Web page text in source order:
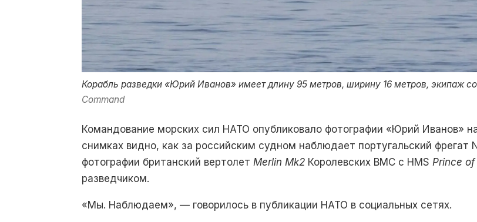
Корабль разведки «Юрий Иванов» имеет длину 95 метров, ширину 16 метров, экипаж
Command
Командование морских сил НАТО опубликовало фотографии «Юрий Иванов»
снимках видно, как за российским судном наблюдает португальский фрегат
фотографии британский вертолет Merlin Mk2 Королевских ВМС с HMS Prince of
разведчиком.
«Мы. Наблюдаем», — говорилось в публикации НАТО в социальных сетях.